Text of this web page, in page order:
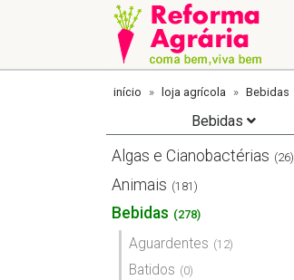
início loja agrícola Bebidas
Bebidas
Algas e Cianobactérias (26)
Animais (181)
Bebidas (278)
Aguardentes (12)
Batidos (0)